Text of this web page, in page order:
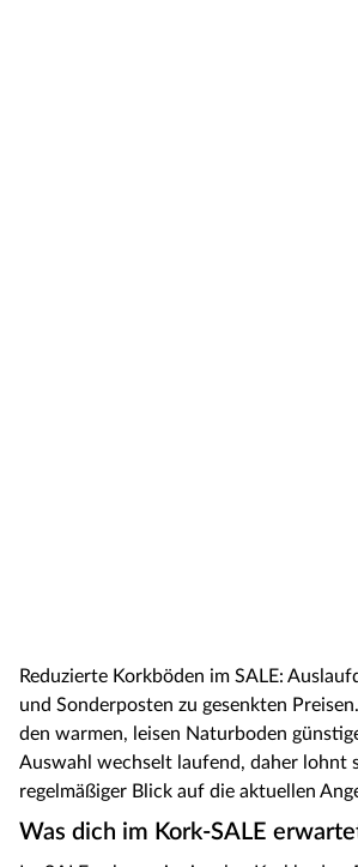
Reduzierte Korkböden im SALE:
und Sonderposten zu gesenkten
den warmen, leisen Naturboden
Auswahl wechselt laufend, daher lohnt
regelmäßiger Blick auf die aktuellen
Was dich im Kork-SALE